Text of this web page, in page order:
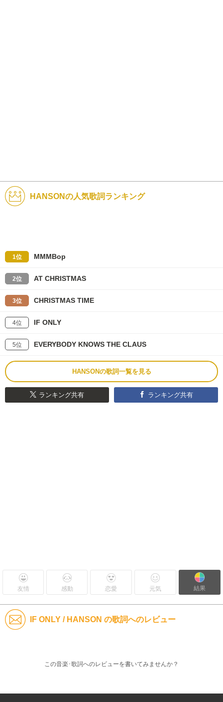
HANSONの人気歌詞ランキング
1位 MMMBop
2位 AT CHRISTMAS
3位 CHRISTMAS TIME
4位 IF ONLY
5位 EVERYBODY KNOWS THE CLAUS
HANSONの歌詞一覧を見る
ランキング共有 ランキング共有
友情 感動 恋愛 元気 結果
IF ONLY / HANSON の歌詞へのレビュー
この音楽･歌詞へのレビューを書いてみませんか？